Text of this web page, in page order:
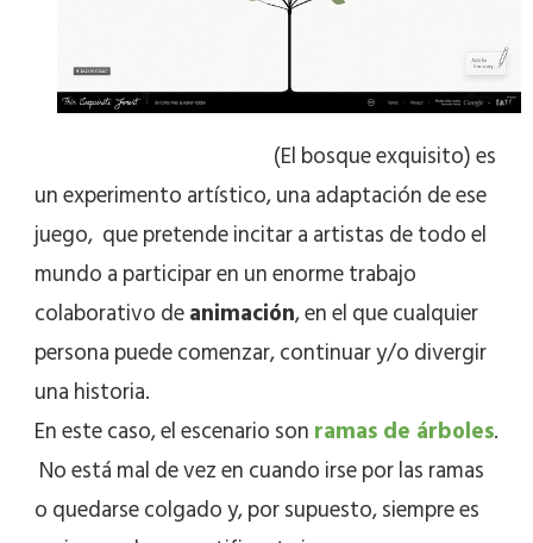
(El bosque exquisito) es
un experimento artístico, una adaptación de ese
juego, que pretende incitar a artistas de todo el
mundo a participar en un enorme trabajo
colaborativo deanimación, en el que cualquier
persona puede comenzar, continuar y/o divergir
una historia.
En este caso, el escenario sonramas de árboles.
No está mal de vez en cuando irse por las ramas
o quedarse colgado y, por supuesto, siempre es